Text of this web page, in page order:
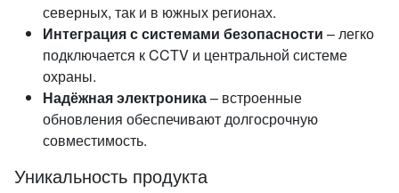
северных, так и в южных регионах.
Интеграция с системами безопасности – легко
подключается к CCTV и центральной системе
охраны.
Надёжная электроника– встроенные
обновления обеспечивают долгосрочную
совместимость.
Уникальность продукта